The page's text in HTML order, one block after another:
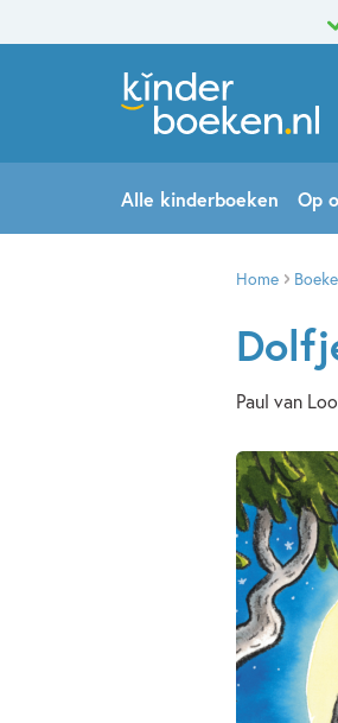
Alle kinderboeken Op
Home
Paul van